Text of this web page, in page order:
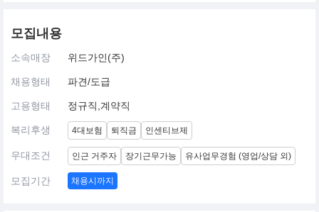
모집내용
소속매장 위드가인(주)
채용형태 파견/도급
고용형태 정규직,계약직
복리후생 4대보험 퇴직금 인센티브제
우대조건 인근 거주자 장기근무가능 유사업무경험 (영업/상담 외)
모집기간 채용시까지